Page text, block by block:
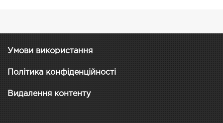
Умови використання
Політика конфіденційності
Видалення контенту